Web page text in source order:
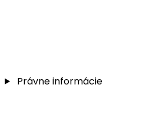
Právne informácie